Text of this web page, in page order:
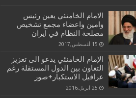
الامام الخامنئي يعين رئيس
وامين واعضاء مجمع تشخيص
مصلحة النظام في ايران
15 أغسطس,2017
الإمام الخامنئي يدعو الى تعزيز
التعاون بين الدول المستقلة رغم
عراقيل الاستكبار+صور
25 أبريل,2016